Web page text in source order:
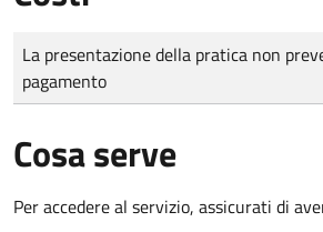
Tipo di pagamento
Importo
La presentazione della pratica non
pagamento
Cosa serve
Per accedere al servizio, assicurati di